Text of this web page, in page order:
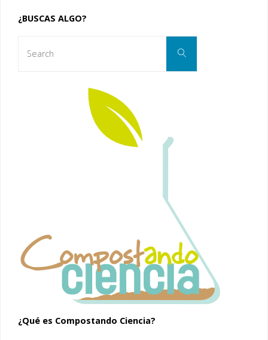
¿BUSCAS ALGO?
Search
¿Qué es Compostando Ciencia?